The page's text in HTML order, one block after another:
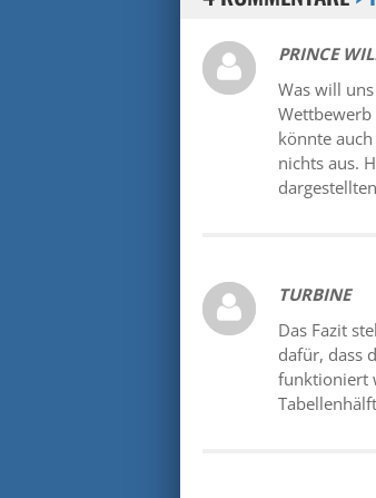
PRINCE
Was will
könnte
nichts aus.
TURBINE
Das Fazit
dafür, dass
funktioniert